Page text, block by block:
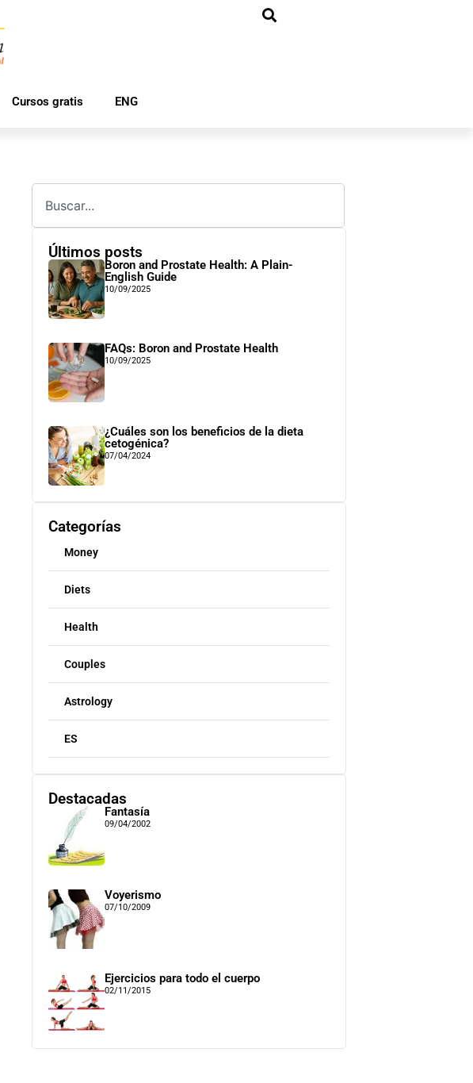
Cursos gratis ENG
Últimos posts
Boron and Prostate Health: A Plain-
English Guide
10/09/2025
FAQs: Boron and Prostate Health
10/09/2025
¿Cuáles son los beneficios de la dieta
cetogénica?
07/04/2024
Categorías
Money
Diets
Health
Couples
Astrology
ES
Destacadas
Fantasía
09/04/2002
Voyerismo
07/10/2009
Ejercicios para todo el cuerpo
02/11/2015